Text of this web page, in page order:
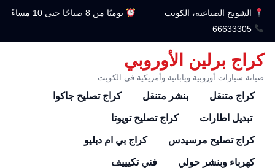
الشويخ الصناعية، الكويت
يوميًا من 8 صباحًا حتى 10 مساءً
66633305
كراج برلين الأوروبي
صيانة سيارات أوروبية ويابانية وأمريكية في الكويت
كراج متنقل بنشر متنقل كراج تصليح جاكوا
تبديل اطارات كراج تصليح تويوتا
كراج تصليح مرسيدس كراج بي ام دبليو
كهرباء وبنشر حولي فني تكيييف